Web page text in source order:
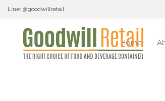
Line: @goodwillretail
Home